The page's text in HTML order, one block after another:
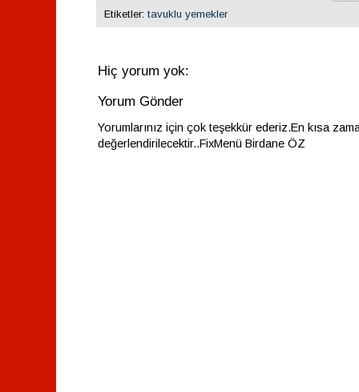
Etiketler: tavuklu yemekler
Hiç yorum yok:
Yorum Gönder
Yorumlarınız için çok teşekkür ederiz.En kısa
değerlendirilecektir..FixMenü Birdane ÖZ